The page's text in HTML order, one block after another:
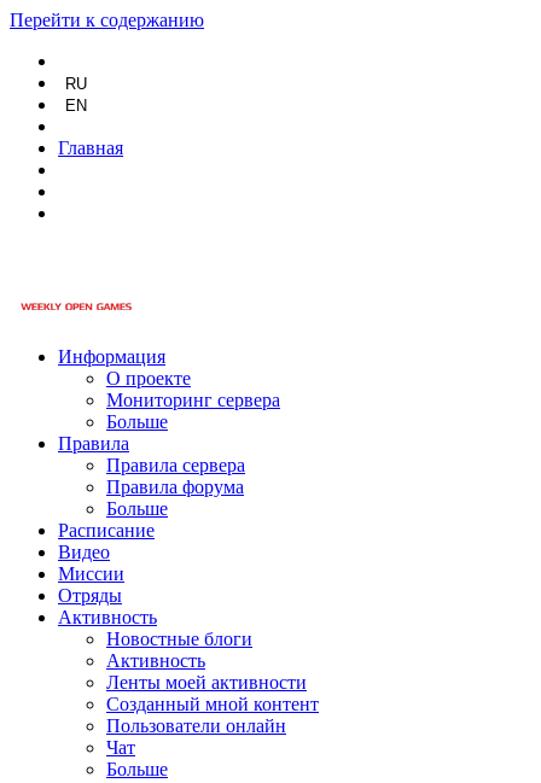
Перейти к содержанию
RU
EN
Главная
Информация
О проекте
Мониторинг сервера
Больше
Правила
Правила сервера
Правила форума
Больше
Расписание
Видео
Миссии
Отряды
Активность
Новостные блоги
Активность
Ленты моей активности
Созданный мной контент
Пользователи онлайн
Чат
Больше